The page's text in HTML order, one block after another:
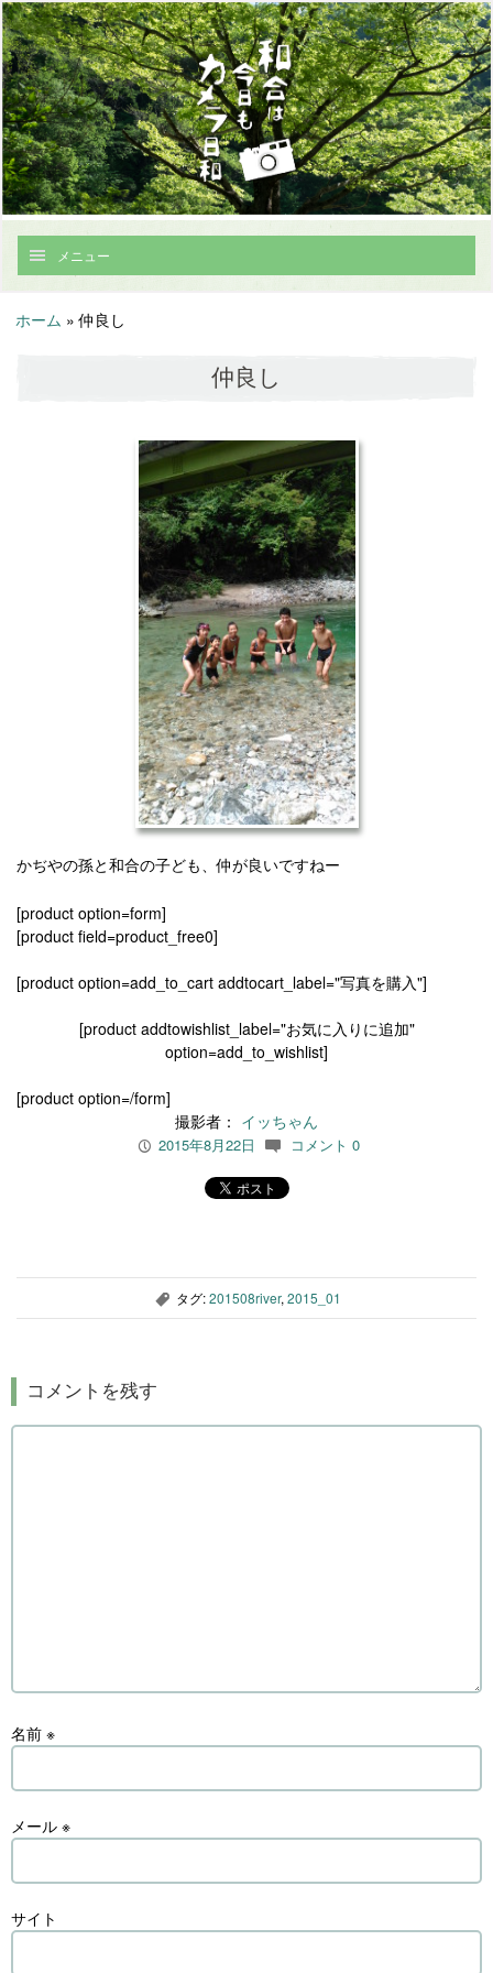
メニュー
ホーム »仲良し
仲良し
かぢやの孫と和合の子ども、仲が良いですねー
[product option=form]
[product field=product_free0]
[product option=add_to_cart addtocart_label="写真を購入"]
[product addtowishlist_label="お気に入りに追加"
option=add_to_wishlist]
[product option=/form]
撮影者： イッちゃん
P 2015年8月22日 c コメント 0
, タグ:201508river, 2015_01
コメントを残す
名前 ※
メール ※
サイト